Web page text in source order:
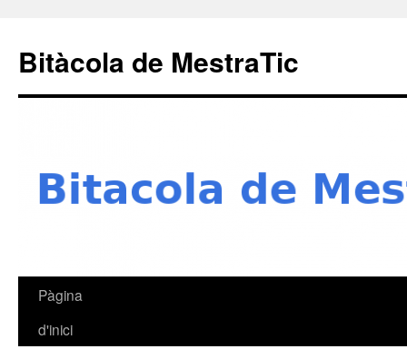
content
Bitàcola de MestraTic
Pàgina
d'inici